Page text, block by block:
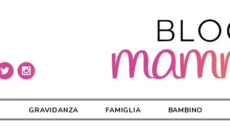
GRAVIDANZA FAMIGLIA BAMBINO